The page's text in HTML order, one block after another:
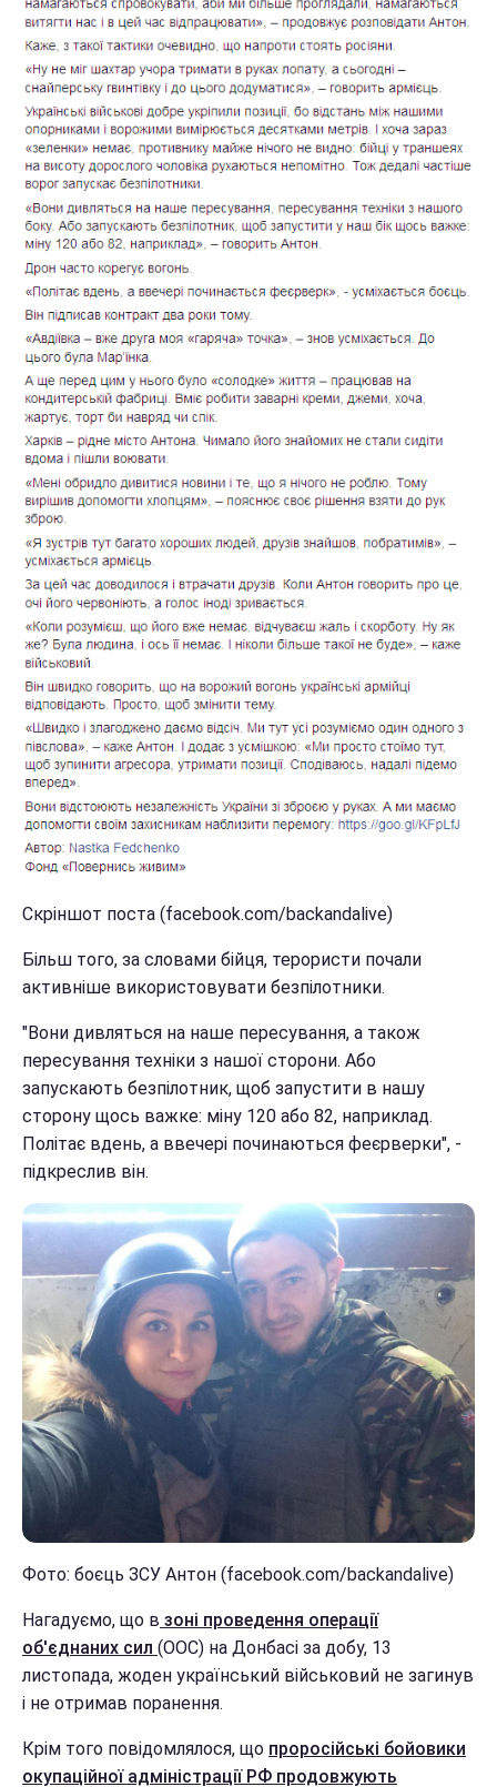
Скріншот поста (facebook.com/backandalive)
Більш того, за словами бійця, терористи почали
активніше використовувати безпілотники.
"Вони дивляться на наше пересування, а також
пересування техніки з нашої сторони. Або
запускають безпілотник, щоб запустити в нашу
сторону щось важке: міну 120 або 82, наприклад.
Політає вдень, а ввечері починаються феєрверки", -
підкреслив він.
Фото: боєць ЗСУ Антон (facebook.com/backandalive)
Нагадуємо, що в зоні проведення операції
об'єднаних сил (ООС) на Донбасі за добу, 13
листопада, жоден український військовий не загинув
і не отримав поранення.
Крім того повідомлялося, що проросійські бойовики
окупаційної адміністрації РФ продовжують